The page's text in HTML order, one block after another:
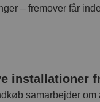
– fremover får
installationer
samarbejder om